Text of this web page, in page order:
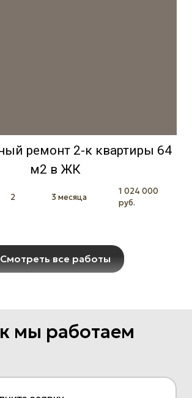
ремонт 2-к квартиры 64
м2 в ЖК
2 3 месяца
1 024 000
руб.
Смотреть все работы
мы работаем